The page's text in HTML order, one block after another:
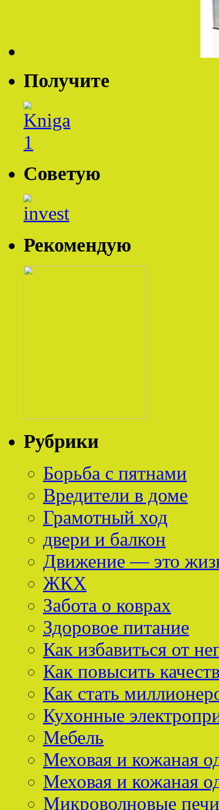
Получите
Советую
Рекомендую
Рубрики
Борьба с пятнами
Вредители в доме
Грамотный ход
двери и балкон
Движение — это
ЖКХ
Забота о коврах
Здоровое питание
Как избавиться от
Как повысить
Как стать
Кухонные
Мебель
Меховая и кожаная
Меховая и кожаная
Микроволновые печи